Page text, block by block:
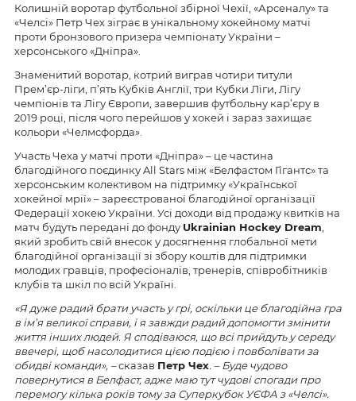
Колишній воротар футбольної збірної Чехії, «Арсеналу» та
«Челсі» Петр Чех зіграє в унікальному хокейному матчі
проти бронзового призера чемпіонату України –
херсонського «Дніпра».
Знаменитий воротар, котрий виграв чотири титули
Прем’єр-ліги, п’ять Кубків Англії, три Кубки Ліги, Лігу
чемпіонів та Лігу Європи, завершив футбольну кар’єру в
2019 році, після чого перейшов у хокей і зараз захищає
кольори «Челмсфорда».
Участь Чеха у матчі проти «Дніпра» – це частина
благодійного поєдинку All Stars між «Белфастом Гігантс» та
херсонським колективом на підтримку «Української
хокейної мрії» – зареєстрованої благодійної організації
Федерації хокею України. Усі доходи від продажу квитків на
матч будуть передані до фонду Ukrainian Hockey Dream
який зробить свій внесок у досягнення глобальної мети
благодійної організації зі збору коштів для підтримки
молодих гравців, професіоналів, тренерів, співробітників
клубів та шкіл по всій Україні.
«Я дуже радий брати участь у грі, оскільки це благодійна гра
в ім’я великої справи, і я завжди радий допомогти змінити
життя інших людей. Я сподіваюся, що всі прийдуть у середу
ввечері, щоб насолодитися цією подією і повболівати за
обидві команди», –сказав Петр Чех. – Буде чудово
повернутися в Белфаст, адже маю тут чудові спогади про
перемогу кілька років тому за Суперкубок УЄФА з «Челсі».